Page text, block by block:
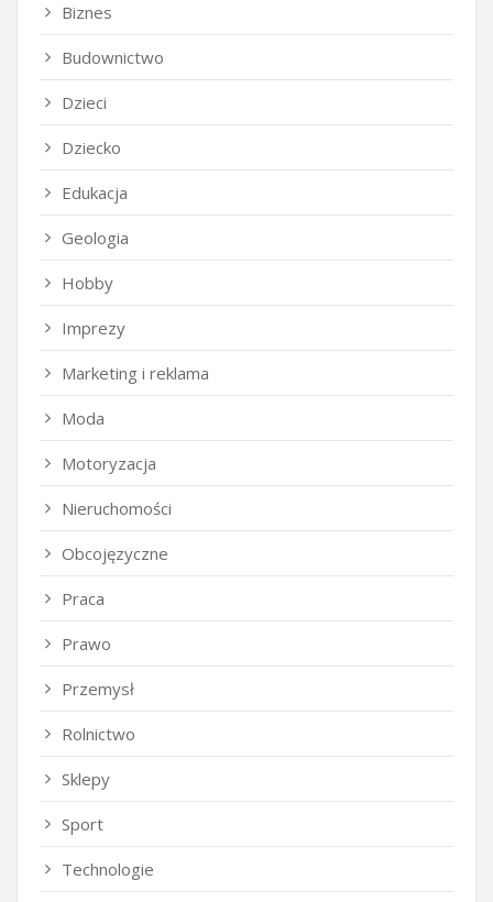
Biznes
Budownictwo
Dzieci
Dziecko
Edukacja
Geologia
Hobby
Imprezy
Marketing i reklama
Moda
Motoryzacja
Nieruchomości
Obcojęzyczne
Praca
Prawo
Przemysł
Rolnictwo
Sklepy
Sport
Technologie